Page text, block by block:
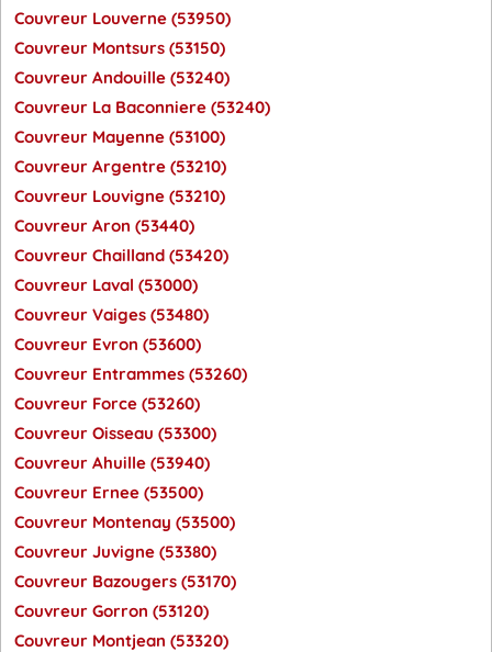
Couvreur Louverne (53950)
Couvreur Montsurs (53150)
Couvreur Andouille (53240)
Couvreur La Baconniere (53240)
Couvreur Mayenne (53100)
Couvreur Argentre (53210)
Couvreur Louvigne (53210)
Couvreur Aron (53440)
Couvreur Chailland (53420)
Couvreur Laval (53000)
Couvreur Vaiges (53480)
Couvreur Evron (53600)
Couvreur Entrammes (53260)
Couvreur Force (53260)
Couvreur Oisseau (53300)
Couvreur Ahuille (53940)
Couvreur Ernee (53500)
Couvreur Montenay (53500)
Couvreur Juvigne (53380)
Couvreur Bazougers (53170)
Couvreur Gorron (53120)
Couvreur Montjean (53320)